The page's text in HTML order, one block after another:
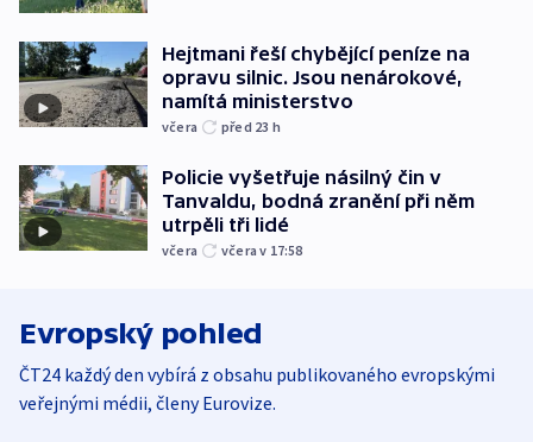
Hejtmani řeší chybějící peníze na
opravu silnic. Jsou nenárokové,
namítá ministerstvo
včera před 23 h
Policie vyšetřuje násilný čin v
Tanvaldu, bodná zranění při něm
utrpěli tři lidé
včera včera v 17:58
Evropský pohled
ČT24 každý den vybírá z obsahu publikovaného evropskými
veřejnými médii, členy Eurovize.